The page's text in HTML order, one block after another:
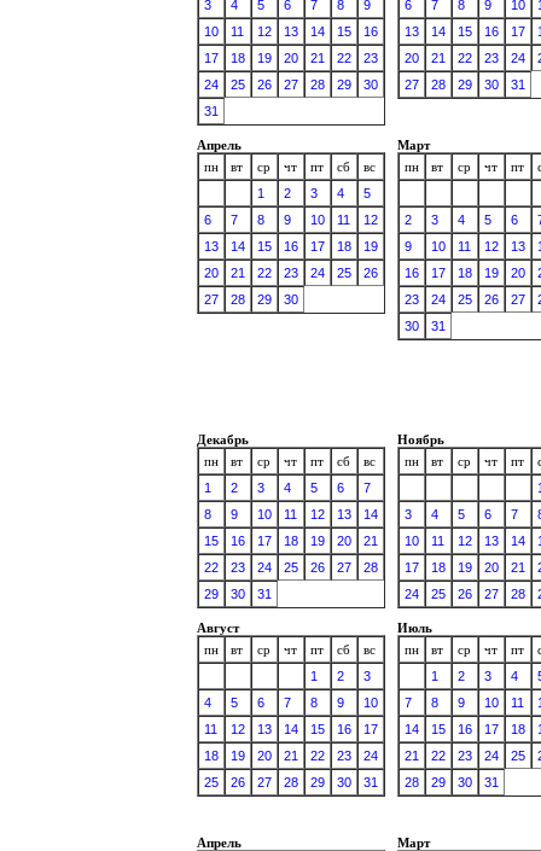
3
4 5 6 7 8
9
10
11 12 13 14 15
16
17
18 19 20 21 22
23
24
25 26 27 28 29
30
31
6
7 8 9 10
13
14 15 16 17
20
21 22 23 24
27
28 29 30 31
Апрель
пн
вт ср чт пт сб
вс
1
2 3 4
5
6
7 8 9 10 11
12
13
14 15 16 17 18
19
20
21 22 23 24 25
26
27
28 29 30
Март
пн
вт ср чт пт
2 3 4 5 6
9
10 11 12 13
16
17 18 19 20
23
24 25 26 27
30
31
Декабрь
пн
вт ср чт пт сб
вс
1
2 3 4 5 6
7
8
9 10 11 12 13
14
15
16 17 18 19 20
21
22
23 24 25 26 27
28
29
30 31
Ноябрь
пн
вт ср чт пт
3
4 5 6 7
10
11 12 13 14
17
18 19 20 21
24
25 26 27 28
Август
пн
вт ср чт пт сб
вс
1
2
3
4
5 6 7 8 9
10
11
12 13 14 15 16
17
18
19 20 21 22 23
24
25
26 27 28 29 30 31
Июль
пн
вт ср чт пт
1
2 3 4
7
8 9 10 11
14
15 16 17 18
21
22 23 24 25
28
29 30 31
Апрель
Март